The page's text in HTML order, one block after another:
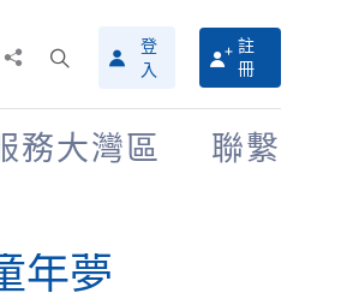
搜
尋
介
登
入
註
冊
務大灣區 聯繫
年夢